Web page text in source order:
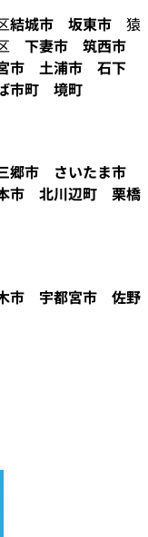
結城市 坂東市 猿
下妻市
筑西市
市 土浦市
石下
市町
境町
郷市
さいたま市
市 北川辺町
栗橋
市 宇都宮市
佐野